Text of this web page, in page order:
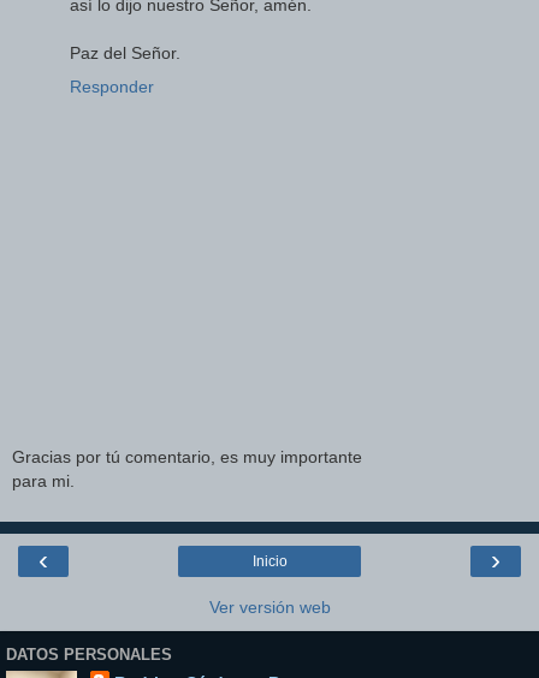
así lo dijo nuestro Señor, amén.
Paz del Señor.
Responder
Gracias por tú comentario, es muy importante
para mi.
‹ ›
Inicio
Ver versión web
DATOS PERSONALES